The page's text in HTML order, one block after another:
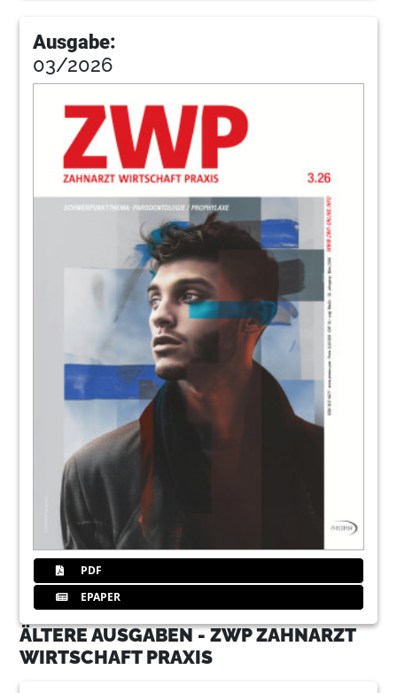
Ausgabe:
03/2026
PDF
EPAPER
ÄLTERE AUSGABEN - ZWP ZAHNARZT
WIRTSCHAFT PRAXIS